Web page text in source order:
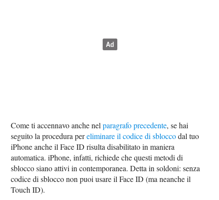
Come ti accennavo anche nelparagrafo precedente, se hai
seguito la procedura pereliminare il codice di sbloccodal tuo
iPhone anche il Face ID risulta disabilitato in maniera
automatica. iPhone, infatti, richiede che questi metodi di
sblocco siano attivi in contemporanea. Detta in soldoni: senza
codice di sblocco non puoi usare il Face ID (ma neanche il
Touch ID).